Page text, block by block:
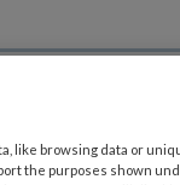
like browsing data or
the purposes shown